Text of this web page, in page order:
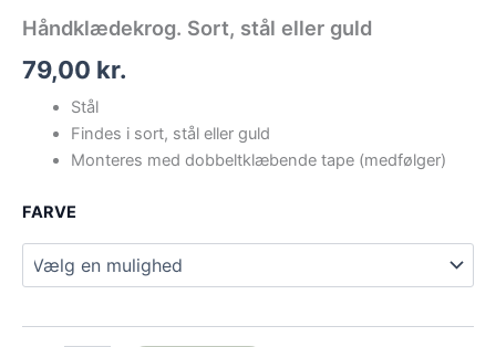
Håndklædekrog. Sort, stål eller guld
79,00 kr.
Stål
Findes i sort, stål eller guld
Monteres med dobbeltklæbende tape (medfølger)
FARVE